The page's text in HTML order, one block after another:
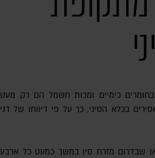
בחומרים כימיים ומכות חשמל הם רק מעט
בכלא הסיני, כך על פי דיווחו של דני